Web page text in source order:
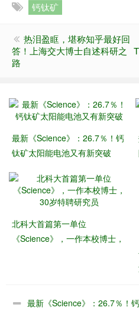
钙钛矿
热泪盈眶，堪称知乎最好回
答！上海交大博士自述科研之
路
最新《Science》：26.7％！钙
钛矿太阳能电池又有新突破
北科大首篇第一单位
《Science》，一作本校博士，
最新《Science》：26.7％！